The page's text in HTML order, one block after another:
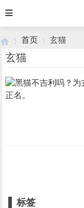
›
首页 玄猫
玄猫
标签